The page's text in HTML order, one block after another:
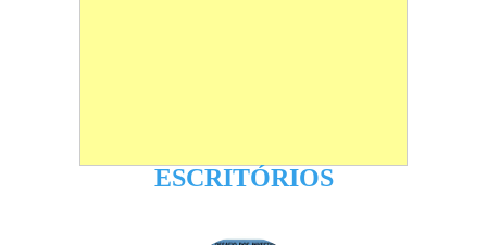
ESCRITÓRIOS